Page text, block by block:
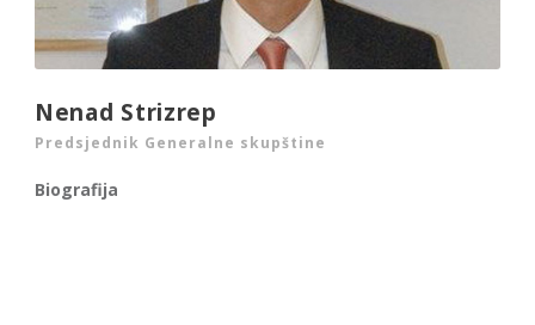
Nenad Strizrep
Predsjednik Generalne skupštine
Biografija